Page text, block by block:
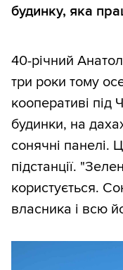
будинку, яка
40-річний
три роки тому
кооперативі під
будинки, на
сонячні панелі.
підстанції.
користується.
власника і всю